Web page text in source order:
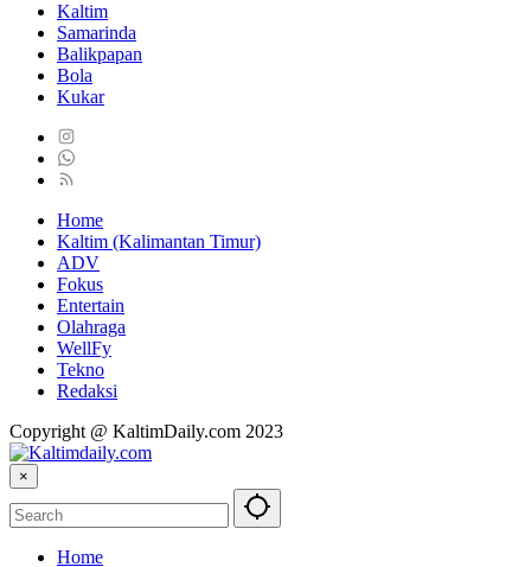
Kaltim
Samarinda
Balikpapan
Bola
Kukar
Home
Kaltim (Kalimantan Timur)
ADV
Fokus
Entertain
Olahraga
WellFy
Tekno
Redaksi
Copyright @ KaltimDaily.com 2023
×
Home